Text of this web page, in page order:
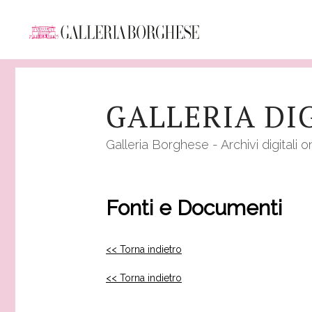
GALLERIA
Galleria Borghese - Archivi digitali
Fonti e Documenti
<< Torna indietro
<< Torna indietro